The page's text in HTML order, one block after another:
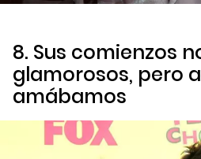
8. Sus comienzos
glamorosos, pero
amábamos